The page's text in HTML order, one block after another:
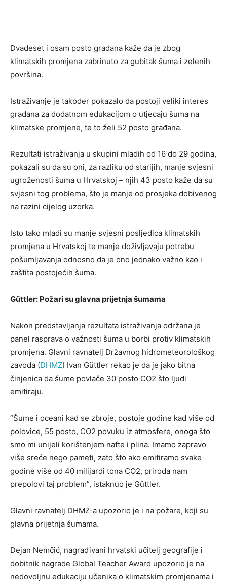
Dvadeset i osam posto građana kaže da je zbog
klimatskih promjena zabrinuto za gubitak šuma i zelenih
površina.
Istraživanje je također pokazalo da postoji veliki interes
građana za dodatnom edukacijom o utjecaju šuma na
klimatske promjene, te to želi 52 posto građana.
Rezultati istraživanja u skupini mladih od 16 do 29 godina,
pokazali su da su oni, za razliku od starijih, manje svjesni
ugroženosti šuma u Hrvatskoj – njih 43 posto kaže da su
svjesni tog problema, što je manje od prosjeka dobivenog
na razini cijelog uzorka.
Isto tako mladi su manje svjesni posljedica klimatskih
promjena u Hrvatskoj te manje doživljavaju potrebu
pošumljavanja odnosno da je ono jednako važno kao i
zaštita postojećih šuma.
Güttler: Požari su glavna prijetnja šumama
Nakon predstavljanja rezultata istraživanja održana je
panel rasprava o važnosti šuma u borbi protiv klimatskih
promjena. Glavni ravnatelj Državnog hidrometeorološkog
zavoda (DHMZ) Ivan Güttler rekao je da je jako bitna
činjenica da šume povlače 30 posto CO2 što ljudi
emitiraju.
“Šume i oceani kad se zbroje, postoje godine kad više od
polovice, 55 posto, CO2 povuku iz atmosfere, onoga što
smo mi unijeli korištenjem nafte i plina. Imamo zapravo
više sreće nego pameti, zato što ako emitiramo svake
godine više od 40 milijardi tona CO2, priroda nam
prepolovi taj problem”, istaknuo je Güttler.
Glavni ravnatelj DHMZ-a upozorio je i na požare, koji su
glavna prijetnja šumama.
Dejan Nemčić, nagrađivani hrvatski učitelj geografije i
dobitnik nagrade Global Teacher Award upozorio je na
nedovoljnu edukaciju učenika o klimatskim promjenama i